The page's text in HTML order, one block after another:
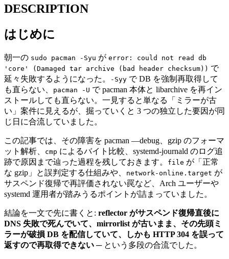
DESCRIPTION
はじめに
朝一の sudo pacman -Syu が error: could not read db
'core' (Damaged tar archive (bad header checksum)) で
延々失敗するようになった。
-Syy で DB を強制再取得して
も直らない、
pacman -U で pacman 本体と libarchive を再イン
ストールしても直らない。一見すると単なる「ミラーが古
い」案件に見えるが、掘っていくと 3 つの独立した要因が同
じ日に合流していました。
この記事では、その障害を pacman —debug、gzip のフォーマ
ット解析、
cmp によるバイト比較、systemd-journald のログ追
跡で原因まで辿った過程を残しておきます。
file が「正常
な gzip」と誤判定する仕組みや、
network-online.target が
サスペンド復帰で再評価されない罠など、Arch ユーザーや
systemd 運用者が踏みうるポイントが詰まっていました。
結論を一文で先に書くと: reflector がサスペンド復帰直後に
DNS 失敗で死んでいて、mirrorlist が古いまま、その先頭ミ
ラーが破損 DB を配信していて、しかも HTTP 304 を誤って
返すので再取得できない ─ という多段の合流でした。